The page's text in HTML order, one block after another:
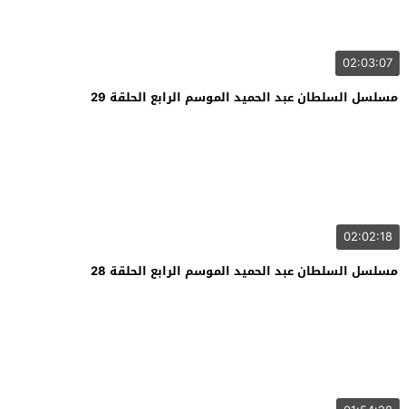
02:03:07
مسلسل السلطان عبد الحميد الموسم الرابع الحلقة 29
02:02:18
مسلسل السلطان عبد الحميد الموسم الرابع الحلقة 28